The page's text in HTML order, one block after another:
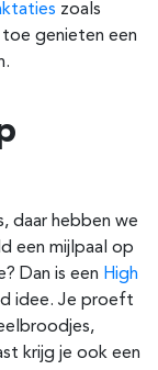
zoals
genieten een
daar hebben we
een mijlpaal op
Dan is een High
idee. Je proeft
krijg je ook een